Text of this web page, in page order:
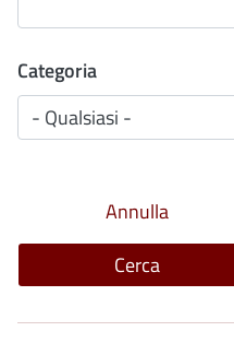
Categoria